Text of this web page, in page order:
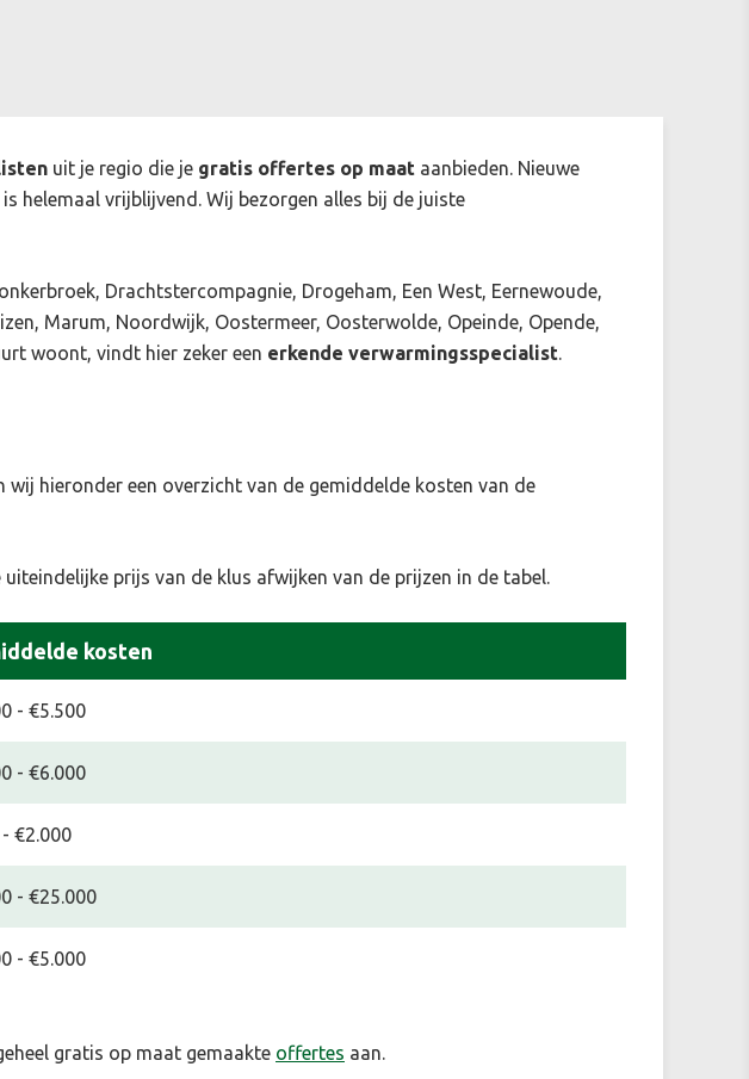
uit je regio die je gratis offertes op maat aanbieden. Nieuwe
helemaal vrijblijvend. Wij bezorgen alles bij de juiste
Drachtstercompagnie, Drogeham, Een West, Eernewoude,
Marum, Noordwijk, Oostermeer, Oosterwolde, Opeinde, Opende,
woont, vindt hier zeker een erkende verwarmingsspecialist.
wij hieronder een overzicht van de gemiddelde kosten van de
prijs van de klus afwijken van de prijzen in de tabel.
kosten
- €5.500
- €6.000
€2.000
- €25.000
- €5.000
gratis op maat gemaakte offertes aan.